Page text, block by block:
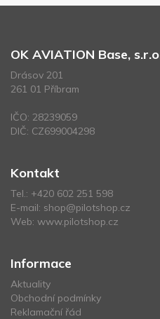
OK AVIATION Base,
Drásov 201
261 01 Příbram
IČO: 28239059
DIČ: CZ699004298
Kontakt
Tel.: +420 602 251 598
E-mail: shop@pilotshop.cz
Web: www.pilotshop.cz
Informace
Aktuality
Obchodní podmínky
Reklamační řád